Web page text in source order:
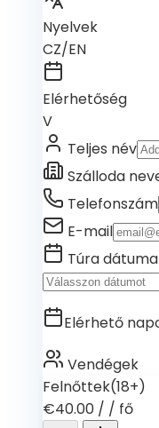
Nyelvek
CZ/EN
Elérhetőség
V
Teljes név
Szálloda
Telefonszám
E-mail
Túra dátuma
Elérhető
Vendégek
Felnőttek(18+)
€40.00 / / fő